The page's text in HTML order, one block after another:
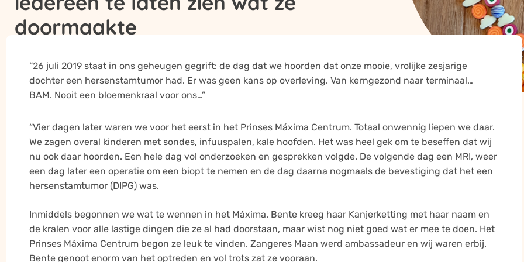
kleurrijke initiatief!
doormaakte
“26 juli 2019 staat in ons geheugen gegrift: de dag dat we hoorden dat onze mooie, vrolijke zesjarige
dochter een hersenstamtumor had. Er was geen kans op overleving. Van kerngezond naar terminaal…
BAM. Nooit een bloemenkraal voor ons…”
“Vier dagen later waren we voor het eerst in het Prinses Máxima Centrum. Totaal onwennig liepen we daar.
We zagen overal kinderen met sondes, infuuspalen, kale hoofden. Het was heel gek om te beseffen dat wij
nu ook daar hoorden. Een hele dag vol onderzoeken en gesprekken volgde. De volgende dag een MRI, weer
een dag later een operatie om een biopt te nemen en de dag daarna nogmaals de bevestiging dat het een
hersenstamtumor (DIPG) was.
Inmiddels begonnen we wat te wennen in het Máxima. Bente kreeg haar Kanjerketting met haar naam en
de kralen voor alle lastige dingen die ze al had doorstaan, maar wist nog niet goed wat er mee te doen. Het
Prinses Máxima Centrum begon ze leuk te vinden. Zangeres Maan werd ambassadeur en wij waren erbij.
Bente genoot enorm van het optreden en vol trots zat ze vooraan.